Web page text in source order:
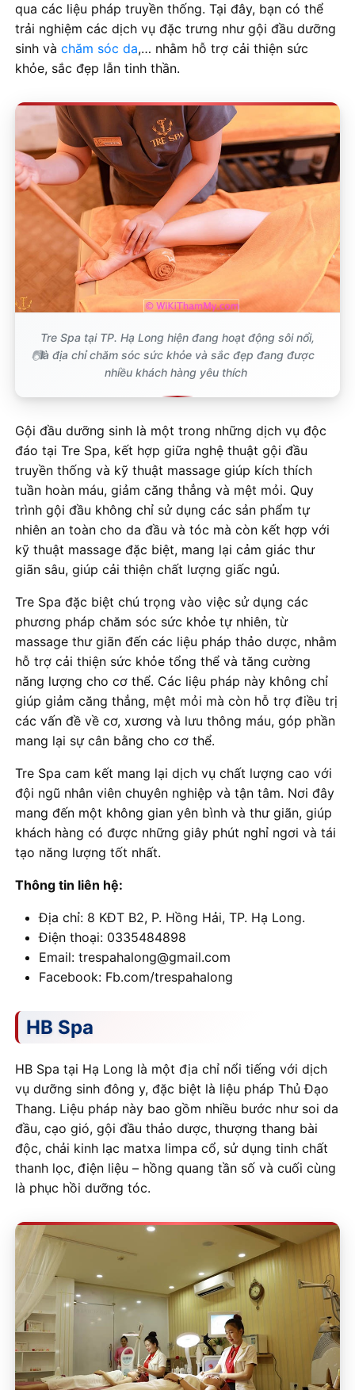
qua các liệu pháp truyền thống. Tại đây, bạn có thể
trải nghiệm các dịch vụ đặc trưng như gội đầu dưỡng
sinh và chăm sóc da,… nhằm hỗ trợ cải thiện sức
khỏe, sắc đẹp lẫn tinh thần.
Tre Spa tại TP. Hạ Long hiện đang hoạt động sôi nổi,
là địa chỉ chăm sóc sức khỏe và sắc đẹp đang được
nhiều khách hàng yêu thích
Gội đầu dưỡng sinh là một trong những dịch vụ độc
đáo tại Tre Spa, kết hợp giữa nghệ thuật gội đầu
truyền thống và kỹ thuật massage giúp kích thích
tuần hoàn máu, giảm căng thẳng và mệt mỏi. Quy
trình gội đầu không chỉ sử dụng các sản phẩm tự
nhiên an toàn cho da đầu và tóc mà còn kết hợp với
kỹ thuật massage đặc biệt, mang lại cảm giác thư
giãn sâu, giúp cải thiện chất lượng giấc ngủ.
Tre Spa đặc biệt chú trọng vào việc sử dụng các
phương pháp chăm sóc sức khỏe tự nhiên, từ
massage thư giãn đến các liệu pháp thảo dược, nhằm
hỗ trợ cải thiện sức khỏe tổng thể và tăng cường
năng lượng cho cơ thể. Các liệu pháp này không chỉ
giúp giảm căng thẳng, mệt mỏi mà còn hỗ trợ điều trị
các vấn đề về cơ, xương và lưu thông máu, góp phần
mang lại sự cân bằng cho cơ thể.
Tre Spa cam kết mang lại dịch vụ chất lượng cao với
đội ngũ nhân viên chuyên nghiệp và tận tâm. Nơi đây
mang đến một không gian yên bình và thư giãn, giúp
khách hàng có được những giây phút nghỉ ngơi và tái
tạo năng lượng tốt nhất.
Thông tin liên hệ:
Địa chỉ: 8 KĐT B2, P. Hồng Hải, TP. Hạ Long.
Điện thoại: 0335484898
Email: trespahalong@gmail.com
Facebook: Fb.com/trespahalong
HB Spa
HB Spa tại Hạ Long là một địa chỉ nổi tiếng với dịch
vụ dưỡng sinh đông y, đặc biệt là liệu pháp Thủ Đạo
Thang. Liệu pháp này bao gồm nhiều bước như soi da
đầu, cạo gió, gội đầu thảo dược, thượng thang bài
độc, chải kinh lạc matxa limpa cổ, sử dụng tinh chất
thanh lọc, điện liệu – hồng quang tần số và cuối cùng
là phục hồi dưỡng tóc.